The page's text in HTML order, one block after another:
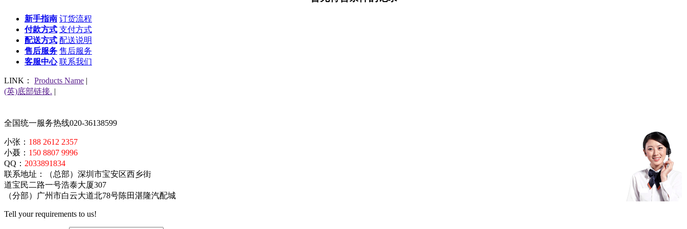
新手指南 订货流程
付款方式 支付方式
配送方式 配送说明
售后服务 售后服务
客服中心 联系我们
LINK： Products Name |
(英)底部链接. |
全国统一服务热线020-36138599
小张： 188 2612 2357
小聂： 150 8807 9996
QQ： 2033891834
联系地址：（总部）深圳市宝安区西乡街
道宝民二路一号浩泰大厦307
（分部）广州市白云大道北78号陈田湛隆汽配城
Tell your requirements to us!